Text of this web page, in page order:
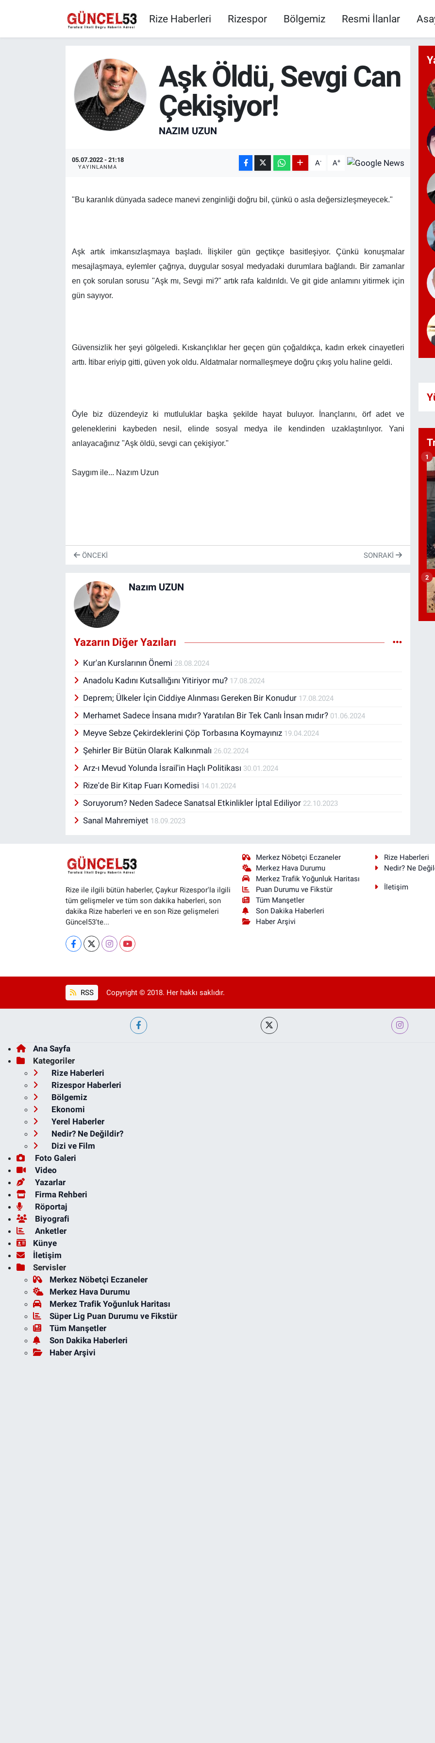
Rize Haberleri Rizespor Bölgemiz Resmi İlanlar
Aşk Öldü, Sevgi Can
Çekişiyor!
NAZIM UZUN
05.07.2022 - 21:18
YAYINLANMA A- A+
"Bu karanlık dünyada sadece manevi zenginliği doğru bil, çünkü o asla değersizleşmeyecek."
Aşk artık imkansızlaşmaya başladı. İlişkiler gün geçtikçe basitleşiyor. Çünkü konuşmalar
mesajlaşmaya, eylemler çağrıya, duygular sosyal medyadaki durumlara bağlandı. Bir zamanlar
en çok sorulan sorusu "Aşk mı, Sevgi mi?" artık rafa kaldırıldı. Ve git gide anlamını yitirmek için
gün sayıyor.
Güvensizlik her şeyi gölgeledi. Kıskançlıklar her geçen gün çoğaldıkça, kadın erkek cinayetleri
arttı. İtibar eriyip gitti, güven yok oldu. Aldatmalar normalleşmeye doğru çıkış yolu haline geldi.
Öyle biz düzendeyiz ki mutluluklar başka şekilde hayat buluyor. İnançlarını, örf adet ve
geleneklerini kaybeden nesil, elinde sosyal medya ile kendinden uzaklaştırılıyor. Yani
anlayacağınız "Aşk öldü, sevgi can çekişiyor."
Saygım ile... Nazım Uzun
ÖNCEKI SONRAKI
Nazım UZUN
Yazarın Diğer Yazıları
Kur'an Kurslarının Önemi 28.08.2024
Anadolu Kadını Kutsallığını Yitiriyor mu? 17.08.2024
Deprem; Ülkeler İçin Ciddiye Alınması Gereken Bir Konudur 17.08.2024
Merhamet Sadece İnsana mıdır? Yaratılan Bir Tek Canlı İnsan mıdır? 01.06.2024
Meyve Sebze Çekirdeklerini Çöp Torbasına Koymayınız 19.04.2024
Şehirler Bir Bütün Olarak Kalkınmalı 26.02.2024
Arz-ı Mevud Yolunda İsrail'in Haçlı Politikası 30.01.2024
Rize'de Bir Kitap Fuarı Komedisi 14.01.2024
Soruyorum? Neden Sadece Sanatsal Etkinlikler İptal Ediliyor 22.10.2023
Sanal Mahremiyet 18.09.2023
1
2
Rize ile ilgili bütün haberler, Çaykur Rizespor'la ilgili
tüm gelişmeler ve tüm son dakika haberleri, son
dakika Rize haberleri ve en son Rize gelişmeleri
Güncel53'te...
Merkez Nöbetçi Eczaneler
Merkez Hava Durumu
Merkez Trafik Yoğunluk Haritası
Puan Durumu ve Fikstür
Tüm Manşetler
Son Dakika Haberleri
Haber Arşivi
Rize Haberleri
Nedir? Ne
İletişim
RSS Copyright © 2018. Her hakkı saklıdır.
Ana Sayfa
Kategoriler
Rize Haberleri
Rizespor Haberleri
Bölgemiz
Ekonomi
Yerel Haberler
Nedir? Ne Değildir?
Dizi ve Film
Foto Galeri
Video
Yazarlar
Firma Rehberi
Röportaj
Biyografi
Anketler
Künye
İletişim
Servisler
Merkez Nöbetçi Eczaneler
Merkez Hava Durumu
Merkez Trafik Yoğunluk Haritası
Süper Lig Puan Durumu ve Fikstür
Tüm Manşetler
Son Dakika Haberleri
Haber Arşivi